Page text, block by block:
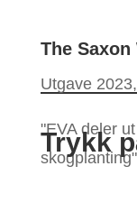
The
Utgave
"EVA deler
skogplanting"
Trykk